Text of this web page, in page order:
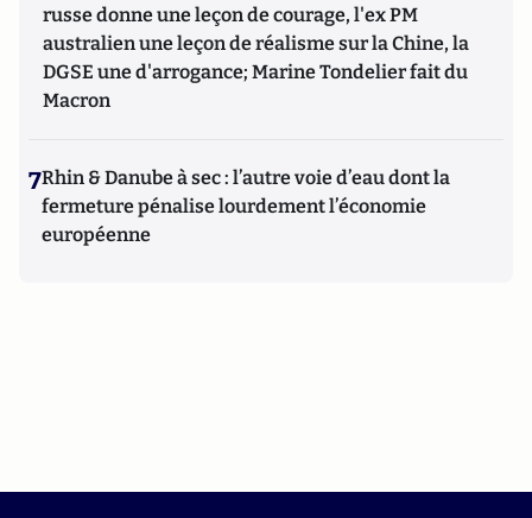
russe donne une leçon de courage, l'ex PM
australien une leçon de réalisme sur la Chine, la
DGSE une d'arrogance; Marine Tondelier fait du
Macron
7Rhin & Danube à sec : l’autre voie d’eau dont la
fermeture pénalise lourdement l’économie
européenne